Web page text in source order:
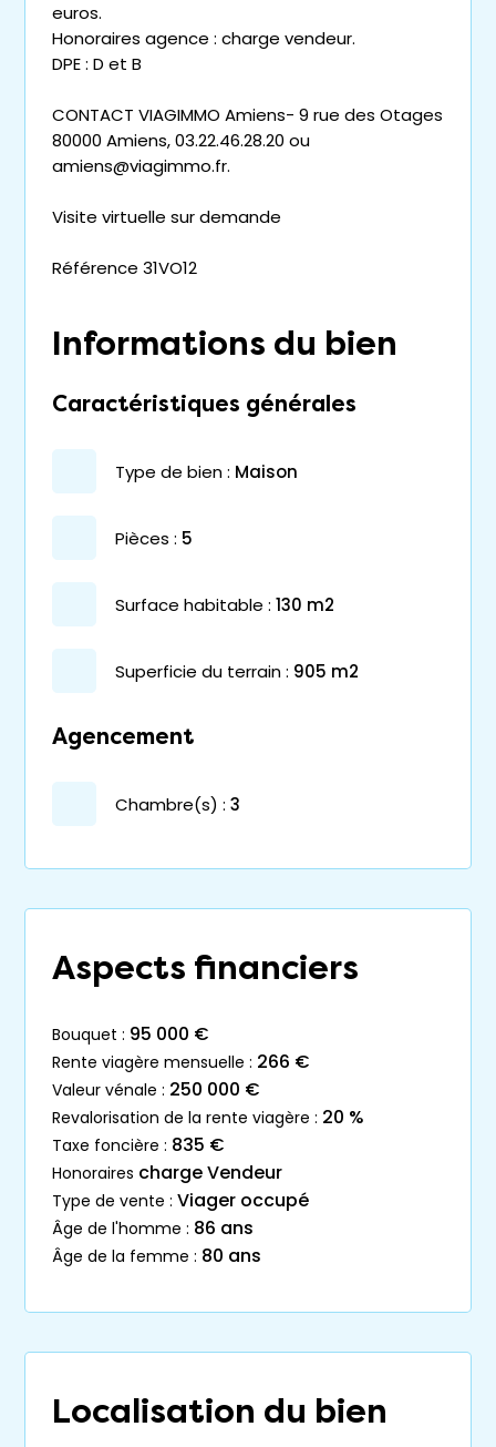
euros.
Honoraires agence : charge vendeur.
DPE : D et B
CONTACT VIAGIMMO Amiens- 9 rue des Otages
80000 Amiens, 03.22.46.28.20 ou
amiens@viagimmo.fr.
Visite virtuelle sur demande
Référence 31VO12
Informations du bien
Caractéristiques générales
type de bien : maison
pièces : 5
surface habitable : 130 m2
superficie du terrain : 905 m2
Agencement
chambre(s) : 3
Aspects financiers
bouquet : 95 000 €
rente viagère mensuelle : 266 €
valeur vénale : 250 000 €
revalorisation de la rente viagère : 20 %
taxe foncière : 835 €
honoraires charge Vendeur
type de vente : Viager occupé
âge de l'homme : 86 ans
âge de la femme : 80 ans
Localisation du bien